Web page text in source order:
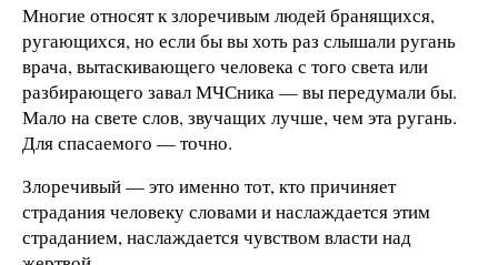
Многие относят к злоречивым людей бранящихся,
ругающихся, но если бы вы хоть раз слышали ругань
врача, вытаскивающего человека с того света или
разбирающего завал МЧСника — вы передумали бы.
Мало на свете слов, звучащих лучше, чем эта ругань.
Для спасаемого — точно.
Злоречивый — это именно тот, кто причиняет
страдания человеку словами и наслаждается этим
страданием, наслаждается чувством власти над